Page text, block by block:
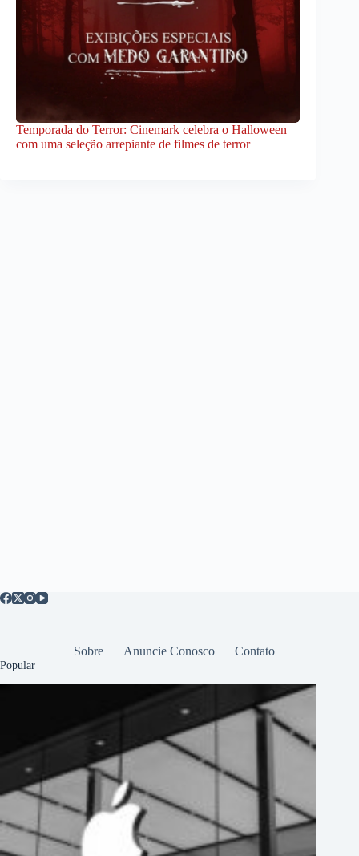
Temporada do Terror: Cinemark celebra o Halloween
com uma seleção arrepiante de filmes de terror
Sobre Anuncie Conosco Contato
Popular